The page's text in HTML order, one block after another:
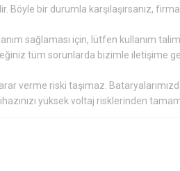
Böyle bir durumla karşılaşırsanız,
sağlaması için, lütfen kullanım
tüm sorunlarda bizimle iletişime
verme riski taşımaz.
yüksek voltaj risklerinden